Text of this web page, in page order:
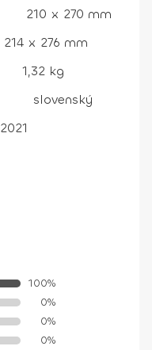
mm
214 x 276 mm
kg
2021
100%
0%
0%
0%